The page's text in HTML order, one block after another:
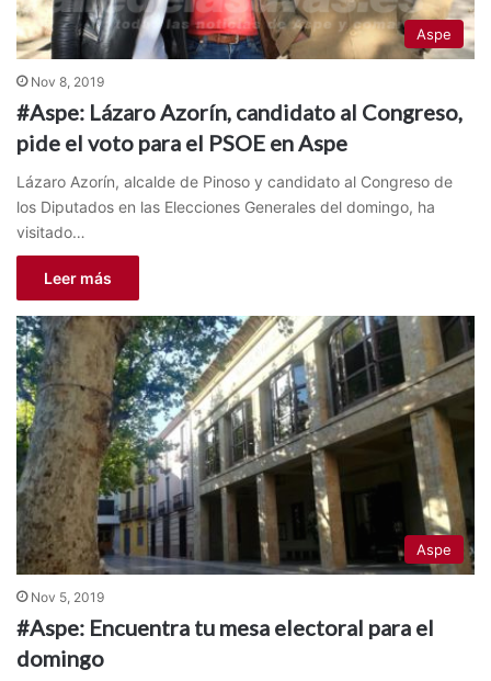
Aspe
Nov 8, 2019
#Aspe: Lázaro Azorín, candidato al Congreso,
pide el voto para el PSOE en Aspe
Lázaro Azorín, alcalde de Pinoso y candidato al Congreso de
los Diputados en las Elecciones Generales del domingo, ha
visitado…
Leer más
Aspe
Nov 5, 2019
#Aspe: Encuentra tu mesa electoral para el
domingo